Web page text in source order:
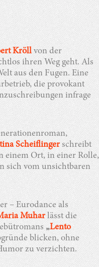
Kröllvon der
ihren Weg geht. Als
aus den Fugen. Eine
die provokant
infrage
Scheiflingerschreibt
einem Ort, in einer Rolle,
sich vom unsichtbaren
– Eurodance als
Muhar lässt die
„Lento
blicken, ohne
zu verzichten.